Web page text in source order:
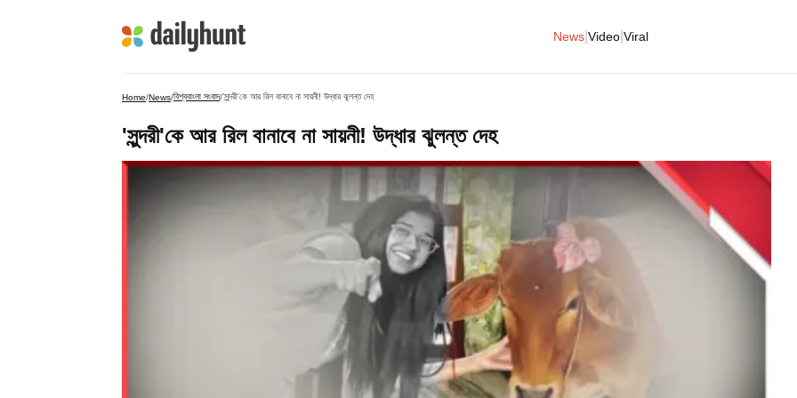
News Video Viral
Home/News/বিশ্ববাংলা সংবাদ/'সুন্দরী'কে আর রিল বানাবে না সায়নী! উদ্ধার ঝুলন্ত দেহ
'সুন্দরী'কে আর রিল বানাবে না সায়নী! উদ্ধার ঝুলন্ত দেহ